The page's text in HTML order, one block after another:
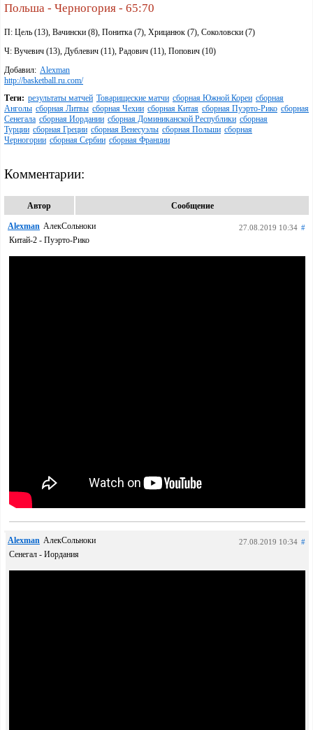
Польша - Черногория - 65:70
П: Цель (13), Вачински (8), Понитка (7), Хрицанюк (7), Соколовски (7)
Ч: Вучевич (13), Дублевич (11), Радович (11), Попович (10)
Добавил: Alexman
http://basketball.ru.com/
Теги: результаты матчей Товарищеские матчи сборная Южной Кореи сборная
Анголы сборная Литвы сборная Чехии сборная Китая сборная Пуэрто-Рико сборная
Сенегала сборная Иордании сборная Доминиканской Республики сборная
Турции сборная Греции сборная Венесуэлы сборная Польши сборная
Черногории сборная Сербии сборная Франции
Комментарии:
Автор Сообщение
Alexman АлекСольноки 27.08.2019 10:34 #
Китай-2 - Пуэрто-Рико
Alexman АлекСольноки 27.08.2019 10:34 #
Сенегал - Иордания